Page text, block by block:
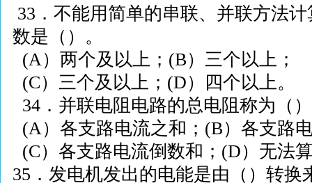
33 ．不能用简单的串联、并联方法
数是（）。
(A）两个及以上； (B）三个以上；
(C）三个及以上； (D）四个以上。
34 ．并联电阻电路的总电阻称为（
(A）各支路电流之和； (B）各支路
(C）各支路电流倒数和； (D）无法
35 ．发电机发出的电能是由（）转换